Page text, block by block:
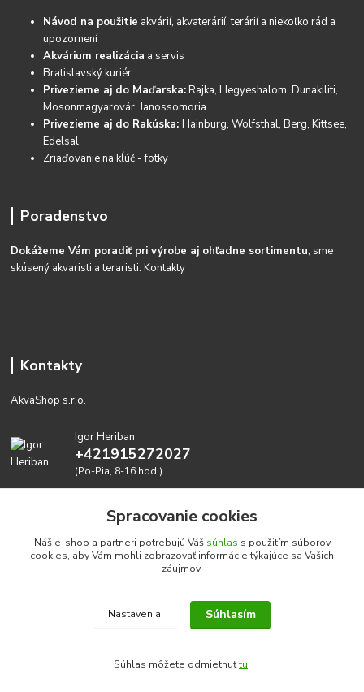
Návod na použitie akvárií, akvaterárií, terárií a niekoľko rád a
upozornení
Akvárium realizácia a servis
Bratislavský kuriér
Privezieme aj do Maďarska:Rajka, Hegyeshalom, Dunakiliti,
Mosonmagyarovár, Janossomoria
Privezieme aj do Rakúska:Hainburg, Wolfsthal, Berg, Kittsee,
Edelsal
Zriaďovanie na kĺúč - fotky
Poradenstvo
Dokážeme Vám poradiť pri výrobe aj ohľadne sortimentu, sme
skúsený akvaristi a teraristi.Kontakty
Kontakty
AkvaShop s.r.o.
Igor Heriban
+421915272027
(Po-Pia, 8-16 hod.)
Realizujeme prírodné akvária: AkvaShop s.r.o. • IBAN:
SK3911000000002947087849
Spracovanie cookies
Náš e-shop a partneri potrebujú Váš súhlas s použitím súborov
cookies, aby Vám mohli zobrazovať informácie týkajúce sa Vašich
záujmov.
Nastavenia Súhlasím
Súhlas môžete odmietnuťtu.